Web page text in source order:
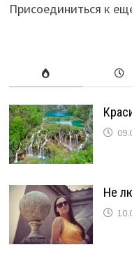
Присоединиться к
Не